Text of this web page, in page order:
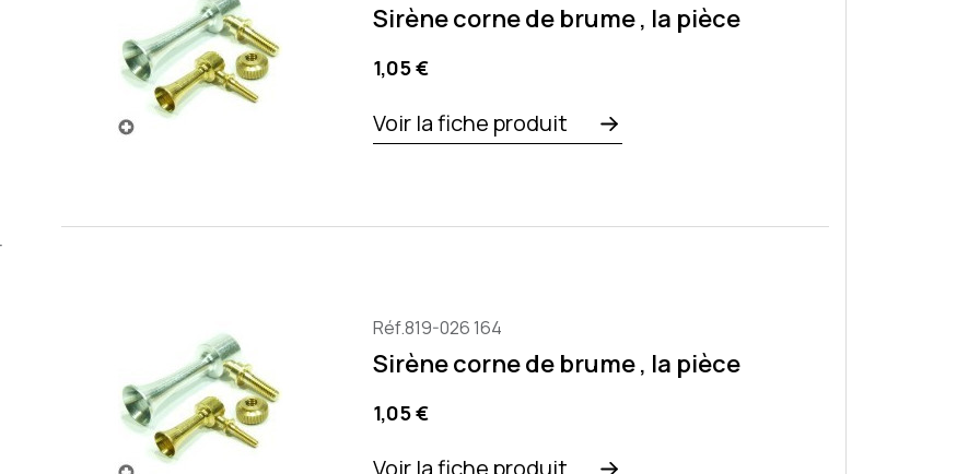
Sirène corne de brume , la pièce
Prix
1,05 €
Voir la fiche produit
Réf.819-026 164
Sirène corne de brume , la pièce
Prix
1,05 €
Voir la fiche produit